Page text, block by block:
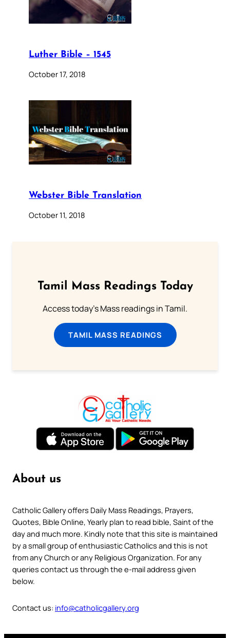
Luther Bible – 1545
October 17, 2018
Webster Bible Translation
October 11, 2018
Tamil Mass Readings Today
Access today's Mass readings in Tamil.
TAMIL MASS READINGS
About us
Catholic Gallery offers Daily Mass Readings, Prayers,
Quotes, Bible Online, Yearly plan to read bible, Saint of the
day and much more. Kindly note that this site is maintained
by a small group of enthusiastic Catholics and this is not
from any Church or any Religious Organization. For any
queries contact us through the e-mail address given
below.
Contact us: info@catholicgallery.org